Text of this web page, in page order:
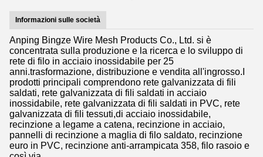
Informazioni sulle società
Anping Bingze Wire Mesh Products Co., Ltd. si è
concentrata sulla produzione e la ricerca e lo sviluppo di
rete di filo in acciaio inossidabile per 25
anni.trasformazione, distribuzione e vendita all'ingrosso.I
prodotti principali comprendono rete galvanizzata di fili
saldati, rete galvanizzata di fili saldati in acciaio
inossidabile, rete galvanizzata di fili saldati in PVC, rete
galvanizzata di fili tessuti,di acciaio inossidabile,
recinzione a legame a catena, recinzione in acciaio,
pannelli di recinzione a maglia di filo saldato, recinzione
euro in PVC, recinzione anti-arrampicata 358, filo rasoio e